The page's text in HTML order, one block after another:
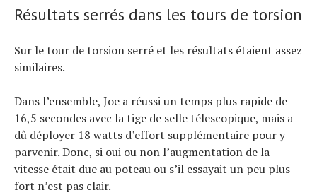
Résultats serrés dans les tours de torsion
Sur le tour de torsion serré et les résultats étaient assez
similaires.
Dans l’ensemble, Joe a réussi un temps plus rapide de
16,5 secondes avec la tige de selle télescopique, mais a
dû déployer 18 watts d’effort supplémentaire pour y
parvenir. Donc, si oui ou non l’augmentation de la
vitesse était due au poteau ou s’il essayait un peu plus
fort n’est pas clair.